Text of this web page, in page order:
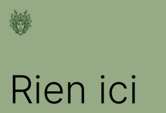
Aller
auVoyage
mondes
Rien ici